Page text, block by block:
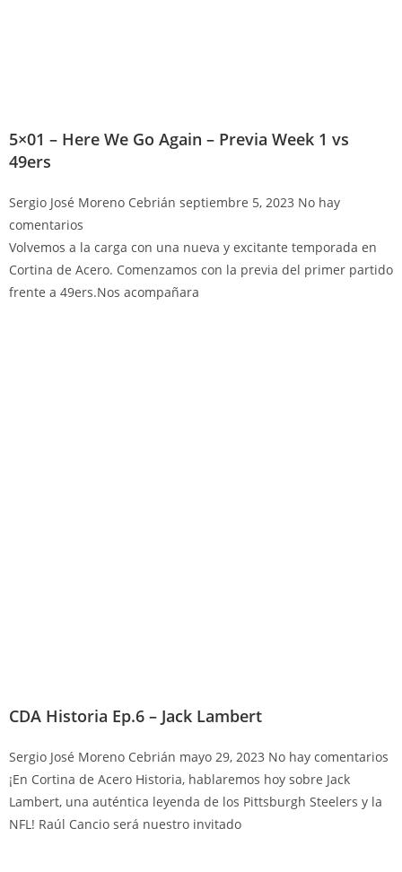
5×01 – Here We Go Again – Previa Week 1 vs
49ers
Sergio José Moreno Cebrián septiembre 5, 2023 No hay
comentarios
Volvemos a la carga con una nueva y excitante temporada en
Cortina de Acero. Comenzamos con la previa del primer partido
frente a 49ers.Nos acompañara
CDA Historia Ep.6 – Jack Lambert
Sergio José Moreno Cebrián mayo 29, 2023 No hay comentarios
¡En Cortina de Acero Historia, hablaremos hoy sobre Jack
Lambert, una auténtica leyenda de los Pittsburgh Steelers y la
NFL! Raúl Cancio será nuestro invitado